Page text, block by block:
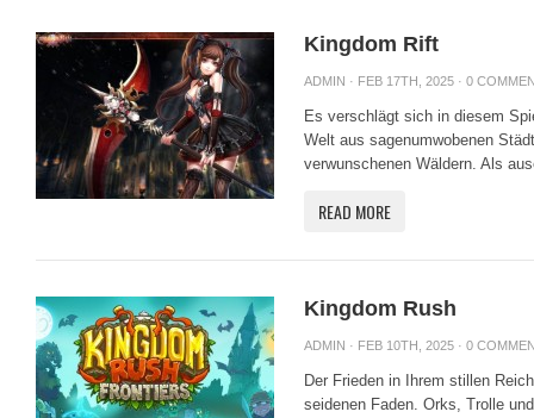
Kingdom Rift
ADMIN · FEB 17TH, 2025 · 0
Es verschlägt sich in diesem
Welt aus sagenumwobenen
verwunschenen Wäldern. Als
READ MORE
Kingdom Rush
ADMIN · FEB 10TH, 2025 · 0
Der Frieden in Ihrem stillen
seidenen Faden. Orks, Trolle